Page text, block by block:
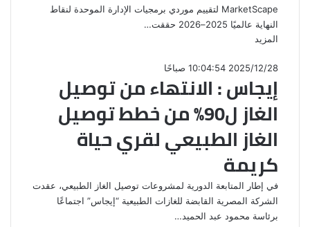
MarketScape لتقييم موردي برمجيات الإدارة الموحدة لنقاط
النهاية عالميًا 2025–2026 حققت…
المزيد
2025/12/28 10:04:54 صباحًا
إيجاس : الانتهاء من توصيل
الغاز ل90٪ من خطط توصيل
الغاز الطبيعي لقري حياة
كريمة
في إطار المتابعة الدورية لمشروعات توصيل الغاز الطبيعي، عقدت
الشركة المصرية القابضة للغازات الطبيعية “إيجاس” اجتماعًا
برئاسة محمود عبد الحميد…